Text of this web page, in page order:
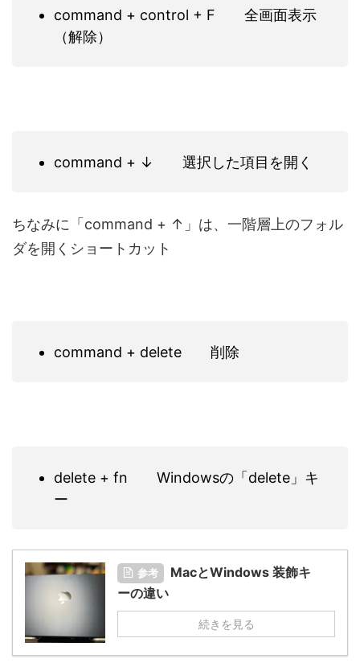
command + control + F 全画面表示
（解除）
command + ↓ 選択した項目を開く
ちなみに「command + ↑」は、一階層上のフォル
ダを開くショートカット
command + delete 削除
delete + fn Windowsの「delete」キ
ー
参考
MacとWindows 装飾キ
ーの違い
続きを見る